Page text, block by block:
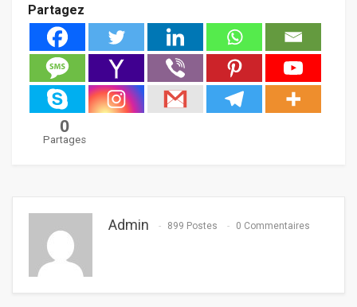
Partagez
0
Partages
Admin 899 Postes 0 Commentaires